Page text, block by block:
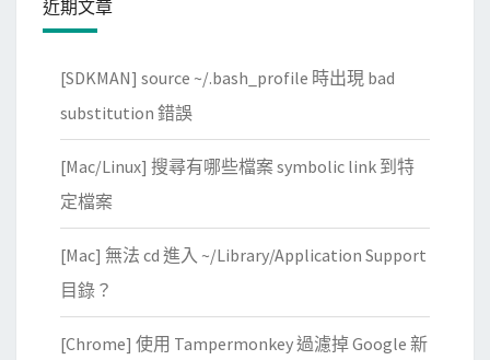
近期文章
[SDKMAN] source ~/.bash_profile 時出現 bad
substitution 錯誤
[Mac/Linux] 搜尋有哪些檔案 symbolic link 到特
定檔案
[Mac] 無法 cd 進入 ~/Library/Application Support
目錄？
[Chrome] 使用 Tampermonkey 過濾掉 Google 新